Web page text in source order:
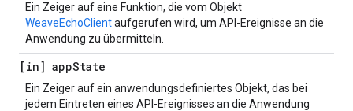
Ein Zeiger auf eine Funktion, die vom Objekt
WeaveEchoClientaufgerufen wird, um API-Ereignisse an die
Anwendung zu übermitteln.
[in] appState
Ein Zeiger auf ein anwendungsdefiniertes Objekt, das bei
jedem Eintreten eines API-Ereignisses an die Anwendung